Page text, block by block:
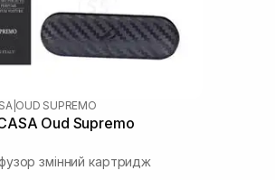
OUD SUPREMO
Oud Supremo
змінний картридж